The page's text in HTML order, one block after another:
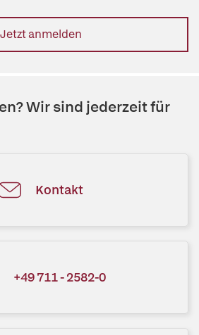
Jetzt anmelden
Wir sind jederzeit für
Kontakt
+49 711 - 2582-0